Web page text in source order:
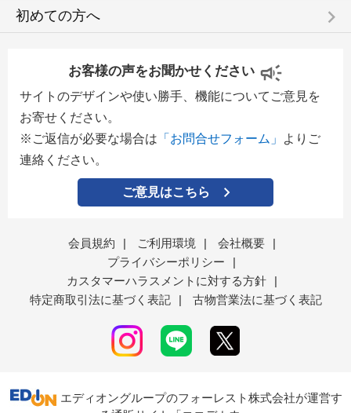
初めての方へ keyboard_arrow_right
お客様の声をお聞かせください
サイトのデザインや使い勝手、機能についてご意見を
お寄せください。
※ご返信が必要な場合は 「お問合せフォーム」
よりご
連絡ください。
ご意見はこちら
会員規約 | ご利用環境 | 会社概要
|
プライバシーポリシー
|
カスタマーハラスメントに対する方針
|
特定商取引法に基づく表記
| 古物営業法に基づく表記
エディオングループのフォーレスト株式会社が運営す